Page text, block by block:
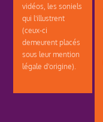
vidéos, les soniels
qui l'illustrent
(ceux-ci
demeurent placés
sous leur mention
légale d'origine).